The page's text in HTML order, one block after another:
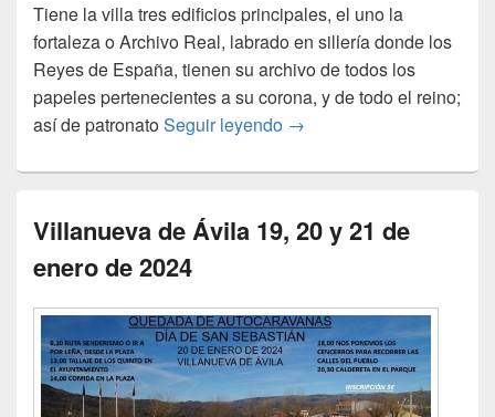
Tiene la villa tres edificios principales, el uno la
fortaleza o Archivo Real, labrado en sillería donde los
Reyes de España, tienen su archivo de todos los
papeles pertenecientes a su corona, y de todo el reino;
así de patronatoSeguir leyendo III CONCENTRACIÓN
→
Villanueva de Ávila 19, 20 y 21 de
enero de 2024